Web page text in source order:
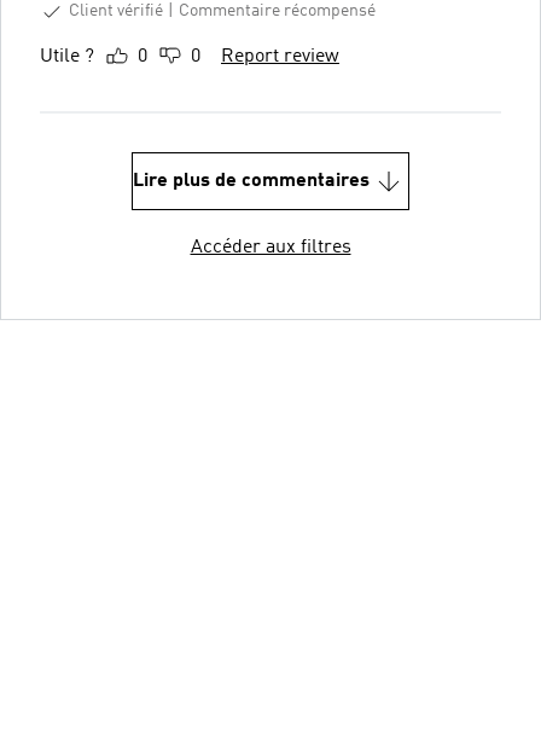
Client vérifié
Commentaire récompensé
Utile ? 0 0 Report review
Lire plus de commentaires
Accéder aux filtres